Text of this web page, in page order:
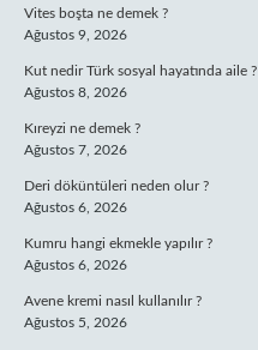
Vites boşta ne demek ?
Ağustos 9, 2026
Kut nedir Türk sosyal hayatında aile ?
Ağustos 8, 2026
Kıreyzi ne demek ?
Ağustos 7, 2026
Deri döküntüleri neden olur ?
Ağustos 6, 2026
Kumru hangi ekmekle yapılır ?
Ağustos 6, 2026
Avene kremi nasıl kullanılır ?
Ağustos 5, 2026